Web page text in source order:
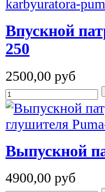
Впускной
250
2500,00 руб
Выпускной
4900,00 руб